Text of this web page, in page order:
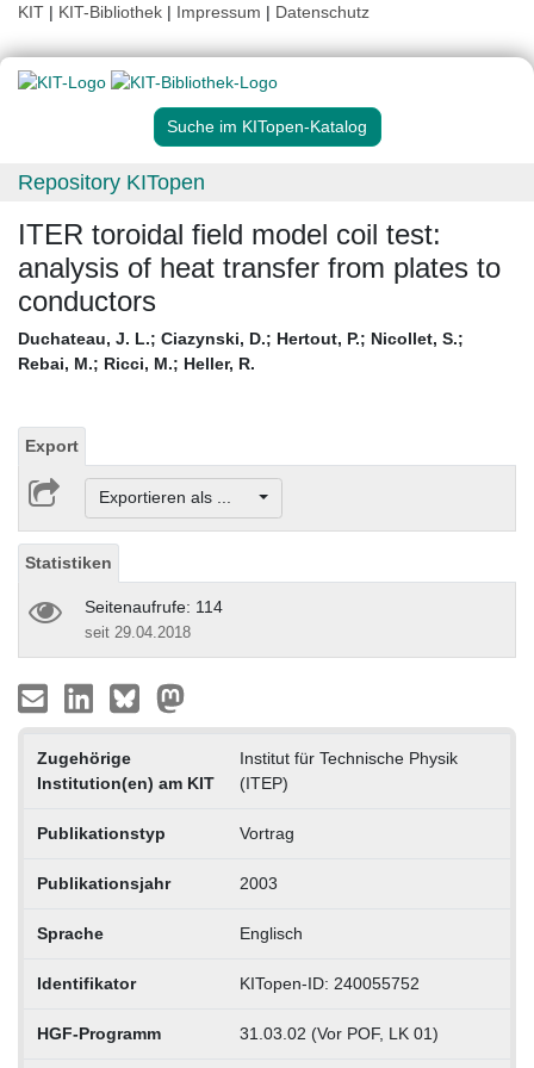
KIT | KIT-Bibliothek | Impressum | Datenschutz
Suche im KITopen-Katalog
Repository KITopen
ITER toroidal field model coil test:
analysis of heat transfer from plates to
conductors
Duchateau, J. L.; Ciazynski, D.; Hertout, P.; Nicollet, S.;
Rebai, M.; Ricci, M.; Heller, R.
Export
Exportieren als ...
Statistiken
Seitenaufrufe: 114
seit 29.04.2018
Zugehörige
Institution(en) am KIT
Institut für Technische Physik
(ITEP)
Publikationstyp Vortrag
Publikationsjahr 2003
Sprache Englisch
Identifikator KITopen-ID: 240055752
HGF-Programm 31.03.02 (Vor POF, LK 01)